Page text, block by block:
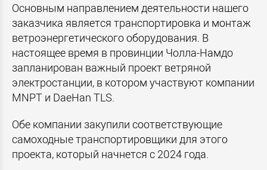
Основным направлением деятельности нашего
заказчика является транспортировка и монтаж
ветроэнергетического оборудования. В
настоящее время в провинции Чолла-Намдо
запланирован важный проект ветряной
электростанции, в котором участвуют компании
MNPT и DaeHan TLS.
Обе компании закупили соответствующие
самоходные транспортировщики для этого
проекта, который начнется с 2024 года.